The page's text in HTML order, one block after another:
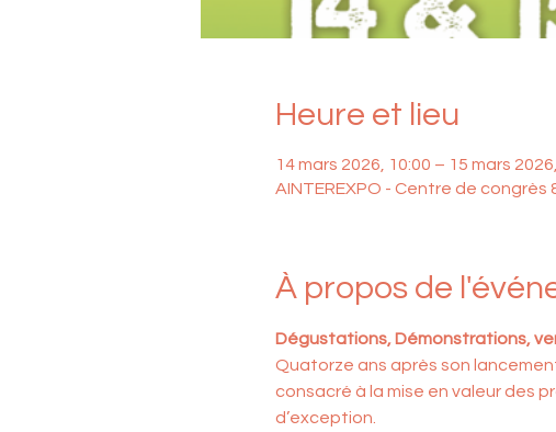
Heure et lieu
14 mars 2026, 10:00 – 15 mars
AINTEREXPO - Centre de congrès
À propos de
Dégustations, Démonstrations,
Quatorze​ ans après son
consacré à la mise en valeur des
d’exception.